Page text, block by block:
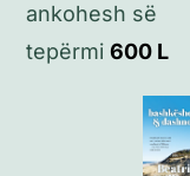
ankohesh së
tepërmi 600 L